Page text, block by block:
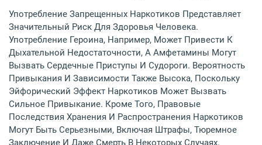
Употребление Запрещенных Наркотиков Представляет
Значительный Риск Для Здоровья Человека.
Употребление Героина, Например, Может Привести К
Дыхательной Недостаточности, А Амфетамины Могут
Вызвать Сердечные Приступы И Судороги. Вероятность
Привыкания И Зависимости Также Высока, Поскольку
Эйфорический Эффект Наркотиков Может Вызвать
Сильное Привыкание. Кроме Того, Правовые
Последствия Хранения И Распространения Наркотиков
Могут Быть Серьезными, Включая Штрафы, Тюремное
Заключение И Даже Смерть В Некоторых Случаях.